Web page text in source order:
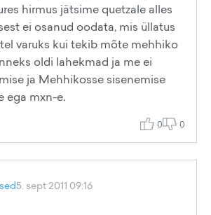
hirmus jätsime quetzale alles
ei osanud oodata, mis üllatus
varuks kui tekib mõte mehhiko
oldi lahekmad ja me ei
ja Mehhikosse sisenemise
ega mxn-e.
0 0
5. sept 2011 09:16